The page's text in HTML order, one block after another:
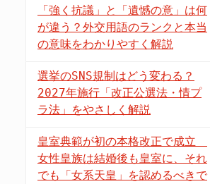
「強く抗議」と「遺憾の意」は何
が違う？外交用語のランクと本当
の意味をわかりやすく解説
選挙のSNS規制はどう変わる？
2027年施行「改正公選法・情プ
ラ法」をやさしく解説
皇室典範が初の本格改正で成立
女性皇族は結婚後も皇室に、それ
でも「女系天皇」を認めるべきで